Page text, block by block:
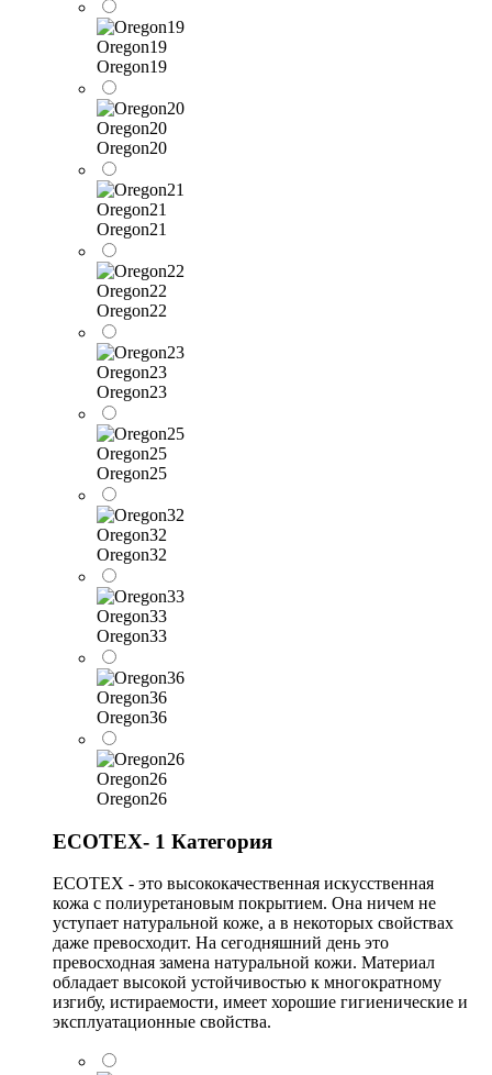
Oregon19
Oregon19
Oregon20
Oregon20
Oregon21
Oregon21
Oregon22
Oregon22
Oregon23
Oregon23
Oregon25
Oregon25
Oregon32
Oregon32
Oregon33
Oregon33
Oregon36
Oregon36
Oregon26
Oregon26
ECOTEX- 1 Категория
ECOTEX - это высококачественная искусственная
кожа с полиуретановым покрытием. Она ничем не
уступает натуральной коже, а в некоторых свойствах
даже превосходит. На сегодняшний день это
превосходная замена натуральной кожи. Материал
обладает высокой устойчивостью к многократному
изгибу, истираемости, имеет хорошие гигиенические и
эксплуатационные свойства.